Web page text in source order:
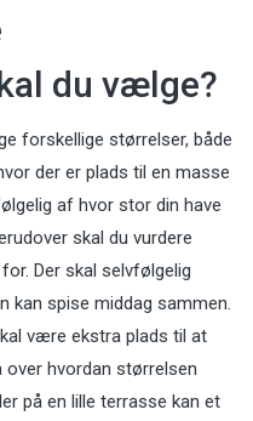
du vælge?
forskellige størrelser, både
der er plads til en masse
af hvor stor din have
skal du vurdere
Der skal selvfølgelig
kan spise middag sammen.
være ekstra plads til at
hvordan størrelsen
på en lille terrasse kan et